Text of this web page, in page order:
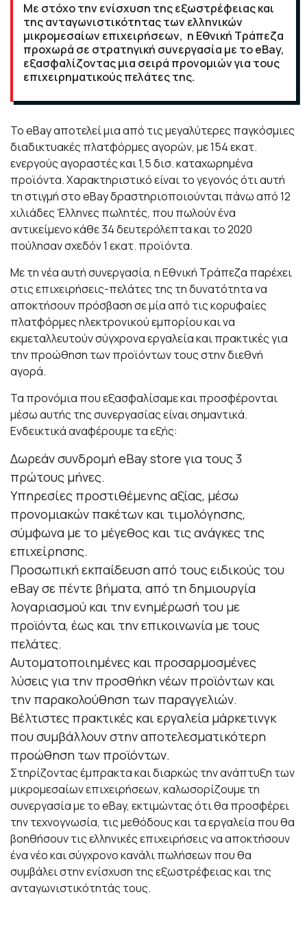
Με στόχο την ενίσχυση της εξωστρέφειας και
της ανταγωνιστικότητας των ελληνικών
μικρομεσαίων επιχειρήσεων, η Εθνική Τράπεζα
προχωρά σε στρατηγική συνεργασία με το eBay,
εξασφαλίζοντας μια σειρά προνομιών για τους
επιχειρηματικούς πελάτες της.
Το eBay αποτελεί μια από τις μεγαλύτερες παγκόσμιες
διαδικτυακές πλατφόρμες αγορών, με 154 εκατ.
ενεργούς αγοραστές και 1,5 δισ. καταχωρημένα
προϊόντα. Χαρακτηριστικό είναι το γεγονός ότι αυτή
τη στιγμή στο eBay δραστηριοποιούνται πάνω από 12
χιλιάδες Έλληνες πωλητές, που πωλούν ένα
αντικείμενο κάθε 34 δευτερόλεπτα και το 2020
πούλησαν σχεδόν 1 εκατ. προϊόντα.
Με τη νέα αυτή συνεργασία, η Εθνική Τράπεζα παρέχει
στις επιχειρήσεις-πελάτες της τη δυνατότητα να
αποκτήσουν πρόσβαση σε μία από τις κορυφαίες
πλατφόρμες ηλεκτρονικού εμπορίου και να
εκμεταλλευτούν σύγχρονα εργαλεία και πρακτικές για
την προώθηση των προϊόντων τους στην διεθνή
αγορά.
Τα προνόμια που εξασφαλίσαμε και προσφέρονται
μέσω αυτής της συνεργασίας είναι σημαντικά.
Ενδεικτικά αναφέρουμε τα εξής:
Δωρεάν συνδρομή eBay store για τους 3
πρώτους μήνες.
Υπηρεσίες προστιθέμενης αξίας, μέσω
προνομιακών πακέτων και τιμολόγησης,
σύμφωνα με το μέγεθος και τις ανάγκες της
επιχείρησης.
Προσωπική εκπαίδευση από τους ειδικούς του
eBay σε πέντε βήματα, από τη δημιουργία
λογαριασμού και την ενημέρωσή του με
προϊόντα, έως και την επικοινωνία με τους
πελάτες.
Αυτοματοποιημένες και προσαρμοσμένες
λύσεις για την προσθήκη νέων προϊόντων και
την παρακολούθηση των παραγγελιών.
Βέλτιστες πρακτικές και εργαλεία μάρκετινγκ
που συμβάλλουν στην αποτελεσματικότερη
προώθηση των προϊόντων.
Στηρίζοντας έμπρακτα και διαρκώς την ανάπτυξη των
μικρομεσαίων επιχειρήσεων, καλωσορίζουμε τη
συνεργασία με το eBay, εκτιμώντας ότι θα προσφέρει
την τεχνογνωσία, τις μεθόδους και τα εργαλεία που θα
βοηθήσουν τις ελληνικές επιχειρήσεις να αποκτήσουν
ένα νέο και σύγχρονο κανάλι πωλήσεων που θα
συμβάλει στην ενίσχυση της εξωστρέφειας και της
ανταγωνιστικότητάς τους.